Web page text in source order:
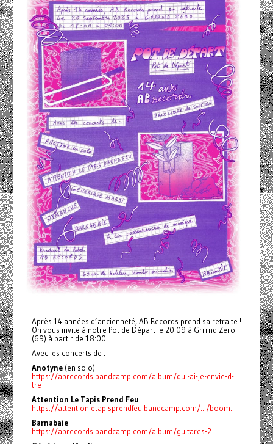
Après 14 années d’ancienneté, AB Records prend sa retraite !
On vous invite à notre Pot de Départ le 20.09 à Grrrnd Zero
(69) à partir de 18:00
Avec les concerts de :
Anotyne(en solo)
https://abrecords.bandcamp.com/album/qui-ai-je-envie-d-
tre
Attention Le Tapis Prend Feu
https://attentionletapisprendfeu.bandcamp.com/.../boom...
Barnabaie
https://abrecords.bandcamp.com/album/guitares-2